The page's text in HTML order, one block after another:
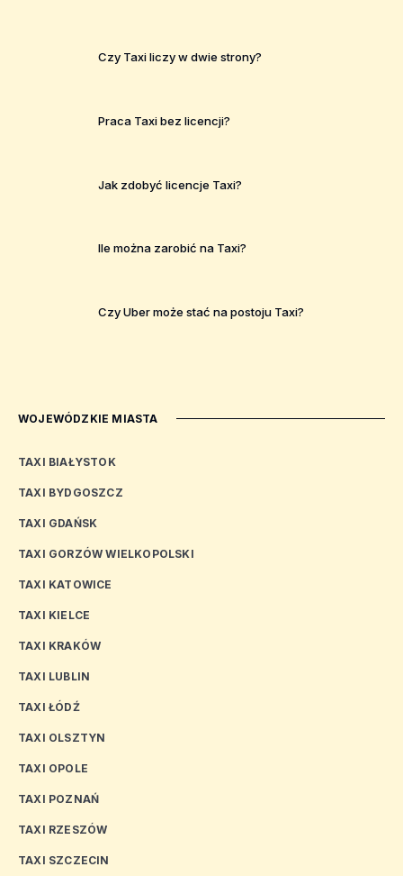
Czy Taxi liczy w dwie strony?
Praca Taxi bez licencji?
Jak zdobyć licencje Taxi?
Ile można zarobić na Taxi?
Czy Uber może stać na postoju Taxi?
WOJEWÓDZKIE MIASTA
TAXI BIAŁYSTOK
TAXI BYDGOSZCZ
TAXI GDAŃSK
TAXI GORZÓW WIELKOPOLSKI
TAXI KATOWICE
TAXI KIELCE
TAXI KRAKÓW
TAXI LUBLIN
TAXI ŁÓDŹ
TAXI OLSZTYN
TAXI OPOLE
TAXI POZNAŃ
TAXI RZESZÓW
TAXI SZCZECIN